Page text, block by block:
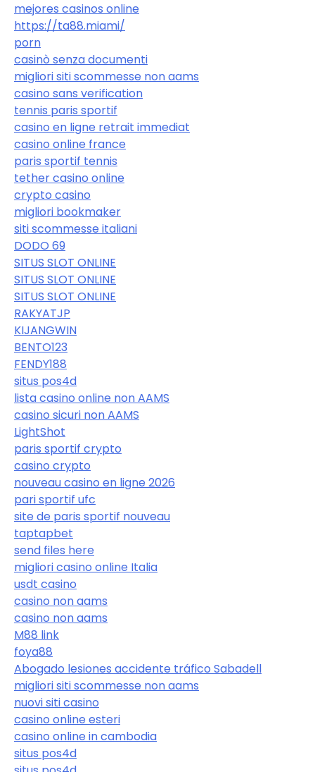
mejores casinos online
https://ta88.miami/
porn
casinò senza documenti
migliori siti scommesse non aams
casino sans verification
tennis paris sportif
casino en ligne retrait immediat
casino online france
paris sportif tennis
tether casino online
crypto casino
migliori bookmaker
siti scommesse italiani
DODO 69
SITUS SLOT ONLINE
SITUS SLOT ONLINE
SITUS SLOT ONLINE
RAKYATJP
KIJANGWIN
BENTO123
FENDY188
situs pos4d
lista casino online non AAMS
casino sicuri non AAMS
LightShot
paris sportif crypto
casino crypto
nouveau casino en ligne 2026
pari sportif ufc
site de paris sportif nouveau
taptapbet
send files here
migliori casino online Italia
usdt casino
casino non aams
casino non aams
M88 link
foya88
Abogado lesiones accidente tráfico Sabadell
migliori siti scommesse non aams
nuovi siti casino
casino online esteri
casino online in cambodia
situs pos4d